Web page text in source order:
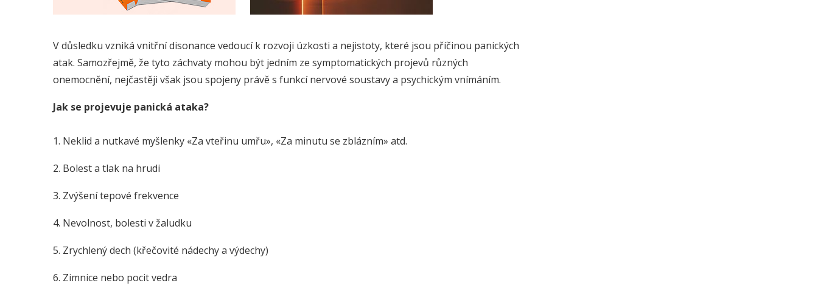
V důsledku vzniká vnitřní disonance vedoucí k rozvoji úzkosti a nejistoty, které jsou příčinou panických
atak. Samozřejmě, že tyto záchvaty mohou být jedním ze symptomatických projevů různých
onemocnění, nejčastěji však jsou spojeny právě s funkcí nervové soustavy a psychickým vnímáním.
Jak se projevuje panická ataka?
1. Neklid a nutkavé myšlenky «Za vteřinu umřu», «Za minutu se zblázním» atd.
2. Bolest a tlak na hrudi
3. Zvýšení tepové frekvence
4. Nevolnost, bolesti v žaludku
5. Zrychlený dech (křečovité nádechy a výdechy)
6. Zimnice nebo pocit vedra